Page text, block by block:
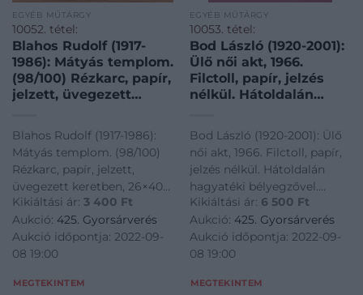
EGYÉB MŰTÁRGY
10052. tétel:
Blahos Rudolf (1917-
1986): Mátyás templom.
(98/100) Rézkarc, papír,
jelzett, üvegezett
Blahos Rudolf (1917-1986):
Mátyás templom. (98/100)
Rézkarc, papír, jelzett,
üvegezett keretben, 26×40
cm<a
href="https://www.darabanth.com/hu/gyorsarveres/425/
es-grafikak/Festmenyek-es-
grafikak~500001/Blahos-
Kikiáltási ár: 3 400 Ft
Aukció: 425. Gyorsárverés
Aukció időpontja: 2022-09-
08 19:00
MEGTEKINTEM
EGYÉB MŰTÁRGY
10053. tétel:
Bod László (1920-2001):
Ülő női akt, 1966.
Filctoll, papír, jelzés
nélkül. Hátoldalán
Paszpartuban.
Bod László (1920-2001): Ülő
női akt, 1966. Filctoll, papír,
jelzés nélkül. Hátoldalán
hagyatéki bélyegzővel.
34x27 cm. Paszpartuban.<a
href="https://
es-grafikak/Festmenyek-es-
grafikak~50000
Kikiáltási ár: 6 500 Ft
Aukció: 425. Gyorsárverés
Aukció időpontja: 2022-09-
08 19:00
MEGTEKINTEM